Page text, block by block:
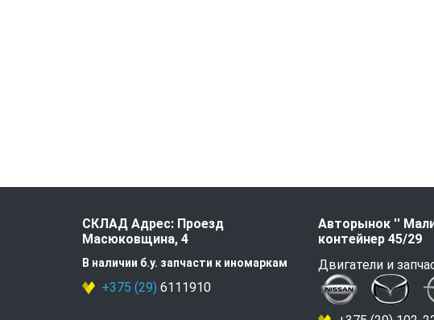
СКЛАД Адрес: Проезд
Масюковщина, 4
В наличии б.у. запчасти к иномаркам
+375 (29) 6111910
Авторынок ''
контейнер 45/29
Двигатели и